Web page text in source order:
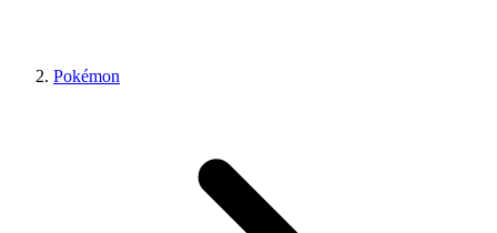
Pokémon